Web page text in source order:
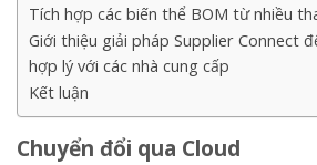
Tích hợp các biến thể BOM từ nhiều
Giới thiệu giải pháp Supplier Connect
hợp lý với các nhà cung cấp
Kết luận
Chuyển đổi qua Cloud